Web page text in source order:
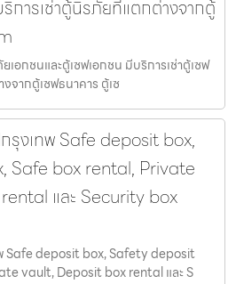
ริการเช่าตู้นิรภัยที่แตกต่างจากตู้
อกชนและตู้เซฟเอกชน มีบริการเช่าตู้เซฟ
จากตู้เซฟธนาคาร ตู้เซ
งเทพ Safe deposit box,
Safe box rental, Private
และ Security box
Safe deposit box, Safety deposit
vault, Deposit box rental และ S